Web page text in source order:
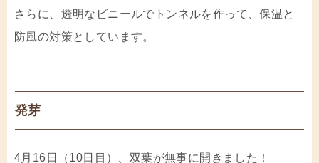
さらに、透明なビニールでトンネルを作って、保温と
防風の対策としています。
発芽
4月16日（10日目）、双葉が無事に開きました！